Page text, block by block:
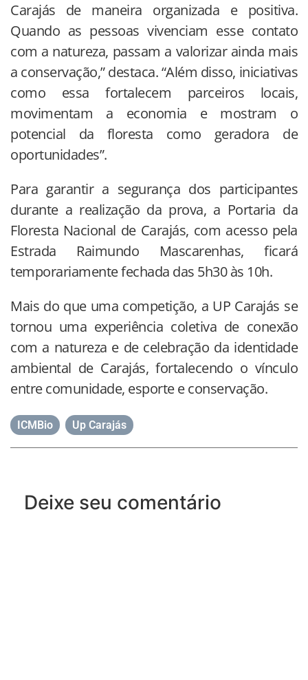
Carajás de maneira organizada e positiva.
Quando as pessoas vivenciam esse contato
com a natureza, passam a valorizar ainda mais
a conservação,” destaca. “Além disso, iniciativas
como essa fortalecem parceiros locais,
movimentam a economia e mostram o
potencial da floresta como geradora de
oportunidades”.
Para garantir a segurança dos participantes
durante a realização da prova, a Portaria da
Floresta Nacional de Carajás, com acesso pela
Estrada Raimundo Mascarenhas, ficará
temporariamente fechada das 5h30 às 10h.
Mais do que uma competição, a UP Carajás se
tornou uma experiência coletiva de conexão
com a natureza e de celebração da identidade
ambiental de Carajás, fortalecendo o vínculo
entre comunidade, esporte e conservação.
ICMBio Up Carajás
Deixe seu comentário